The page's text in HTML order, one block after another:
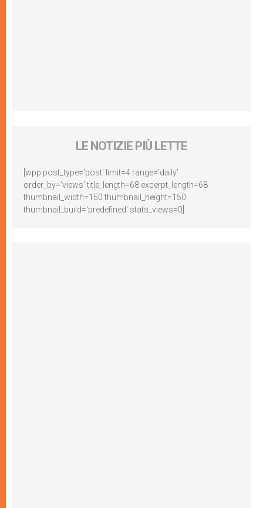
LE NOTIZIE PIÙ LETTE
[wpp post_type='post' limit=4 range='daily'
order_by='views' title_length=68 excerpt_length=68
thumbnail_width=150 thumbnail_height=150
thumbnail_build='predefined' stats_views=0]